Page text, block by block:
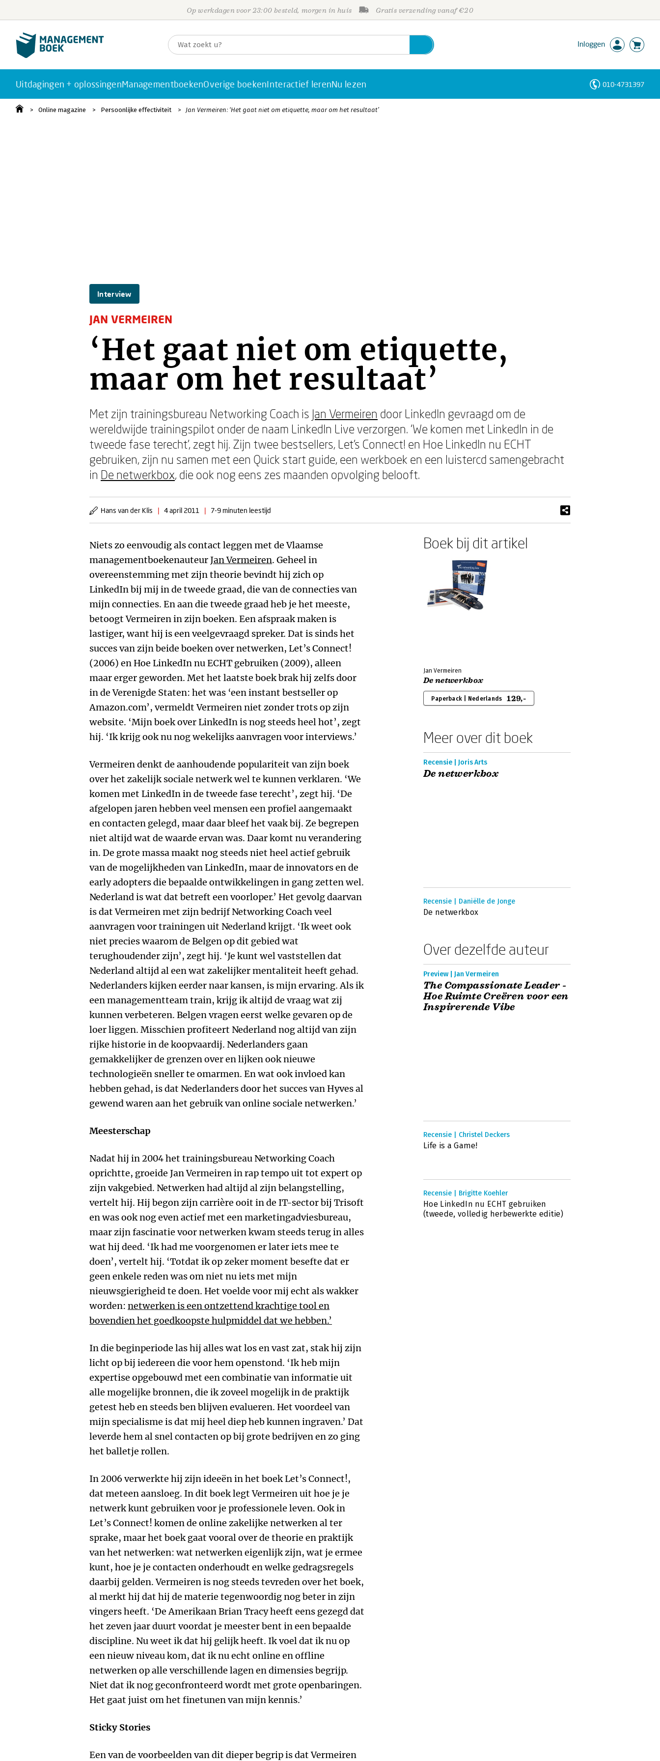
Op werkdagen voor 23:00 besteld, morgen in huis Gratis verzending vanaf €20
Inloggen
Uitdagingen + oplossingenManagementboekenOverige boekenInteractief lerenNu lezen 010-4731397
Online magazine Persoonlijke effectiviteit Jan Vermeiren: ‘Het gaat niet om etiquette, maar om het resultaat’
Interview
JAN VERMEIREN
‘Het gaat niet om etiquette,
maar om het resultaat’
Met zijn trainingsbureau Networking Coach is Jan Vermeiren door LinkedIn gevraagd om de
wereldwijde trainingspilot onder de naam LinkedIn Live verzorgen. ‘We komen met LinkedIn in de
tweede fase terecht’, zegt hij. Zijn twee bestsellers, Let’s Connect! en Hoe LinkedIn nu ECHT
gebruiken, zijn nu samen met een Quick start guide, een werkboek en een luistercd samengebracht
in De netwerkbox, die ook nog eens zes maanden opvolging belooft.
Hans van der Klis | 4 april 2011 | 7-9 minuten leestijd
Niets zo eenvoudig als contact leggen met de Vlaamse
managementboekenauteurJan Vermeiren. Geheel in
overeenstemming met zijn theorie bevindt hij zich op
LinkedIn bij mij in de tweede graad, die van de connecties van
mijn connecties. En aan die tweede graad heb je het meeste,
betoogt Vermeiren in zijn boeken. Een afspraak maken is
lastiger, want hij is een veelgevraagd spreker. Dat is sinds het
succes van zijn beide boeken over netwerken, Let’s Connect!
(2006) en Hoe LinkedIn nu ECHT gebruiken (2009), alleen
maar erger geworden. Met het laatste boek brak hij zelfs door
in de Verenigde Staten: het was ‘een instant bestseller op
Amazon.com’, vermeldt Vermeiren niet zonder trots op zijn
website. ‘Mijn boek over LinkedIn is nog steeds heel hot’, zegt
hij. ‘Ik krijg ook nu nog wekelijks aanvragen voor interviews.’
Vermeiren denkt de aanhoudende populariteit van zijn boek
over het zakelijk sociale netwerk wel te kunnen verklaren. ‘We
komen met LinkedIn in de tweede fase terecht’, zegt hij. ‘De
afgelopen jaren hebben veel mensen een profiel aangemaakt
en contacten gelegd, maar daar bleef het vaak bij. Ze begrepen
niet altijd wat de waarde ervan was. Daar komt nu verandering
in. De grote massa maakt nog steeds niet heel actief gebruik
van de mogelijkheden van LinkedIn, maar de innovators en de
early adopters die bepaalde ontwikkelingen in gang zetten wel.
Nederland is wat dat betreft een voorloper.’ Het gevolg daarvan
is dat Vermeiren met zijn bedrijf Networking Coach veel
aanvragen voor trainingen uit Nederland krijgt. ‘Ik weet ook
niet precies waarom de Belgen op dit gebied wat
terughoudender zijn’, zegt hij. ‘Je kunt wel vaststellen dat
Nederland altijd al een wat zakelijker mentaliteit heeft gehad.
Nederlanders kijken eerder naar kansen, is mijn ervaring. Als ik
een managementteam train, krijg ik altijd de vraag wat zij
kunnen verbeteren. Belgen vragen eerst welke gevaren op de
loer liggen. Misschien profiteert Nederland nog altijd van zijn
rijke historie in de koopvaardij. Nederlanders gaan
gemakkelijker de grenzen over en lijken ook nieuwe
technologieën sneller te omarmen. En wat ook invloed kan
hebben gehad, is dat Nederlanders door het succes van Hyves al
gewend waren aan het gebruik van online sociale netwerken.’
Meesterschap
Nadat hij in 2004 het trainingsbureau Networking Coach
oprichtte, groeide Jan Vermeiren in rap tempo uit tot expert op
zijn vakgebied. Netwerken had altijd al zijn belangstelling,
vertelt hij. Hij begon zijn carrière ooit in de IT-sector bij Trisoft
en was ook nog even actief met een marketingadviesbureau,
maar zijn fascinatie voor netwerken kwam steeds terug in alles
wat hij deed. ‘Ik had me voorgenomen er later iets mee te
doen’, vertelt hij. ‘Totdat ik op zeker moment besefte dat er
geen enkele reden was om niet nu iets met mijn
nieuwsgierigheid te doen. Het voelde voor mij echt als wakker
worden: netwerken is een ontzettend krachtige tool en
bovendien het goedkoopste hulpmiddel dat we hebben.’
In die beginperiode las hij alles wat los en vast zat, stak hij zijn
licht op bij iedereen die voor hem openstond. ‘Ik heb mijn
expertise opgebouwd met een combinatie van informatie uit
alle mogelijke bronnen, die ik zoveel mogelijk in de praktijk
getest heb en steeds ben blijven evalueren. Het voordeel van
mijn specialisme is dat mij heel diep heb kunnen ingraven.’ Dat
leverde hem al snel contacten op bij grote bedrijven en zo ging
het balletje rollen.
In 2006 verwerkte hij zijn ideeën in het boek Let’s Connect!,
dat meteen aansloeg. In dit boek legt Vermeiren uit hoe je je
netwerk kunt gebruiken voor je professionele leven. Ook in
Let’s Connect! komen de online zakelijke netwerken al ter
sprake, maar het boek gaat vooral over de theorie en praktijk
van het netwerken: wat netwerken eigenlijk zijn, wat je ermee
kunt, hoe je je contacten onderhoudt en welke gedragsregels
daarbij gelden. Vermeiren is nog steeds tevreden over het boek,
al merkt hij dat hij de materie tegenwoordig nog beter in zijn
vingers heeft. ‘De Amerikaan Brian Tracy heeft eens gezegd dat
het zeven jaar duurt voordat je meester bent in een bepaalde
discipline. Nu weet ik dat hij gelijk heeft. Ik voel dat ik nu op
een nieuw niveau kom, dat ik nu echt online en offline
netwerken op alle verschillende lagen en dimensies begrijp.
Niet dat ik nog geconfronteerd wordt met grote openbaringen.
Het gaat juist om het finetunen van mijn kennis.’
Sticky Stories
Een van de voorbeelden van dit dieper begrip is dat Vermeiren
Boek bij dit artikel
Jan Vermeiren
De netwerkbox
Paperback | Nederlands 129,-
Meer over dit boek
Recensie | Joris Arts
De netwerkbox
Recensie | Daniëlle de Jonge
De netwerkbox
Over dezelfde auteur
Preview | Jan Vermeiren
The Compassionate Leader -
Hoe Ruimte Creëren voor een
Inspirerende Vibe
Recensie | Christel Deckers
Life is a Game!
Recensie | Brigitte Koehler
Hoe LinkedIn nu ECHT gebruiken
(tweede, volledig herbewerkte editie)
Personen